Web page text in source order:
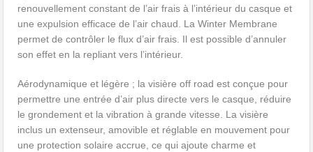
renouvellement constant de l’air frais à l’intérieur du casque et
une expulsion efficace de l’air chaud. La Winter Membrane
permet de contrôler le flux d’air frais. Il est possible d’annuler
son effet en la repliant vers l’intérieur.
Aérodynamique et légère ; la visière off road est conçue pour
permettre une entrée d’air plus directe vers le casque, réduire
le grondement et la vibration à grande vitesse. La visière
inclus un extenseur, amovible et réglable en mouvement pour
une protection solaire accrue, ce qui ajoute charme et